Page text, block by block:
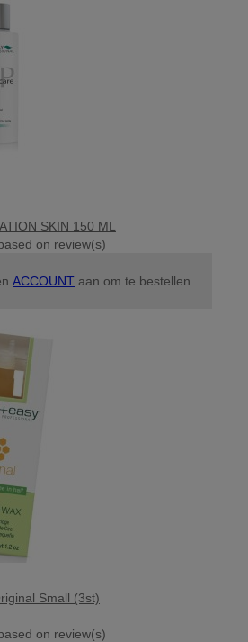
SKIN 150 ML
on review(s)
ACCOUNT aan om te bestellen.
Small (3st)
on review(s)